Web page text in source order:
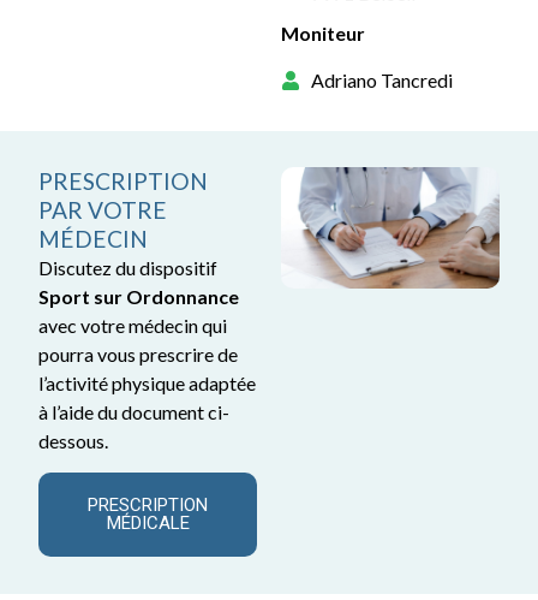
Moniteur
Adriano Tancredi
PRESCRIPTION
PAR VOTRE
MÉDECIN
Discutez du dispositif
Sport sur Ordonnance
avec votre médecin qui
pourra vous prescrire de
l’activité physique adaptée
à l’aide du document ci-
dessous.
PRESCRIPTION
MÉDICALE